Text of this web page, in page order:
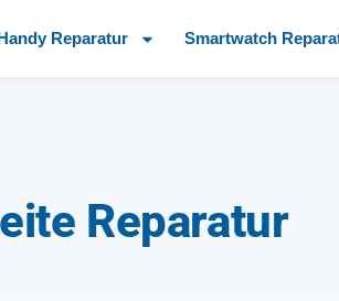
Reparatur Smartwatch
Reparatur